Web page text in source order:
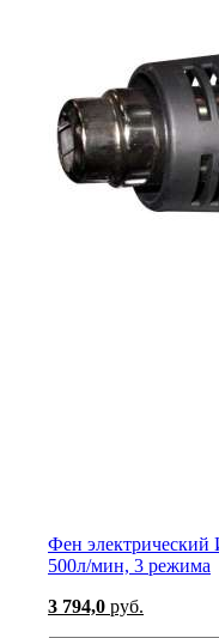
Фен
500л/мин, 3 режима
3 794,0 руб.